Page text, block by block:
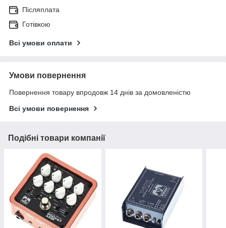
Післяплата
Готівкою
Всі умови оплати
Умови повернення
Повернення товару впродовж 14 днів за домовленістю
Всі умови повернення
Подібні товари компанії